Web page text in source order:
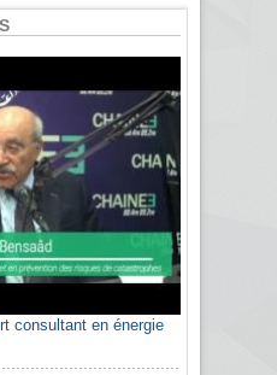
consultant en énergie